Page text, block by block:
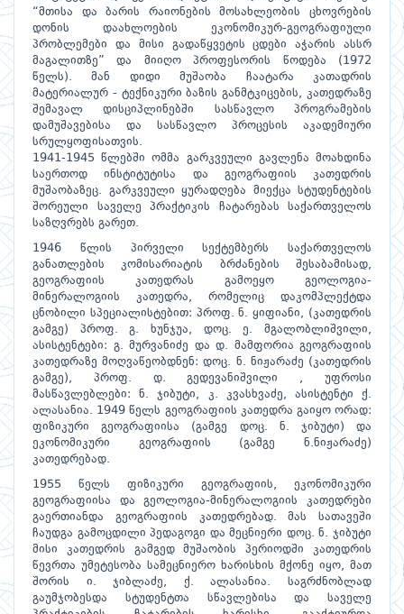
“მთისა და ბარის რაიონების მოსახლეობის ცხოვრების
დონის დაახლოების ეკონომიკურ-გეოგრაფიული
პრობლემები და მისი გადაწყვეტის ცდები აჭარის ასსრ
მაგალითზე” და მიიღო პროფესორის წოდება (1972
წელს). მან დიდი მუშაობა ჩაატარა კათადრის
მატერიალურ - ტექნიკური ბაზის განმტკიცების, კათედრაზე
შემავალ დისციპლინებში სასწავლო პროგრამების
დამუშავებისა და სასწავლო პროცესის აკადემიური
სრულყოფისათვის.
1941-1945 წლებში ომმა გარკვეული გავლენა მოახდინა
საერთოდ ინსტიტუტისა და გეოგრაფიის კათედრის
მუშაობაზეც. გარკვეული ყურადღება მიექცა სტუდენტების
შორეული საველე პრაქტიკის ჩატარებას საქართველოს
საზღვრებს გარეთ.
1946 წლის პირველი სექტემბერს საქართველოს
განათლების კომისარიატის ბრძანების შესაბამისად,
გეოგრაფიის კათედრას გამოეყო გეოლოგია-
მინერალოგიის კათედრა, რომელიც დაკომპლექტდა
ცნობილი სპეციალისტებით: პროფ. ნ. ყიფიანი, (კათედრის
გამგე) პროფ. გ. ხუნჯუა, დოც. ე. მგალობლიშვილი,
ასისტენტები: გ. მურვანიძე და დ. მამფორია გეოგრაფიის
კათედრაზე მოღვაწეობდნენ: დოც. ნ. ნიჟარაძე (კათედრის
გამგე), პროფ. დ. გედევანიშვილი , უფროსი
მასწავლებლები: ნ. ჯიბუტი, კ. კვასხვაძე, ასისტენტი ქ.
ალასანია. 1949 წელს გეოგრაფიის კათედრა გაიყო ორად:
ფიზიკური გეოგრაფიისა (გამგე დოც. ნ. ჯიბუტი) და
ეკონომიკური გეოგრაფიის (გამგე ნ.ნიჟარაძე)
კათედრებად.
1955 წელს ფიზიკური გეოგრაფიის, ეკონომიკური
გეოგრაფიისა და გეოლოგია-მინერალოგიის კათედრები
გაერთიანდა გეოგრაფიის კათედრებად. მას სათავეში
ჩაუდგა გამოცდილი პედაგოგი და მეცნიერი დოც. ნ. ჯიბუტი
მისი კათედრის გამგედ მუშაობის პერიოდში კათედრის
წევრთა უმეტესობა სამეცნიერო ხარისხის მქონე იყო, მათ
შორის ი. ჯიბლაძე, ქ. ალასანია. საგრძნობლად
გაუმჯობესდა სტუდენტთა სწავლებისა და საველე